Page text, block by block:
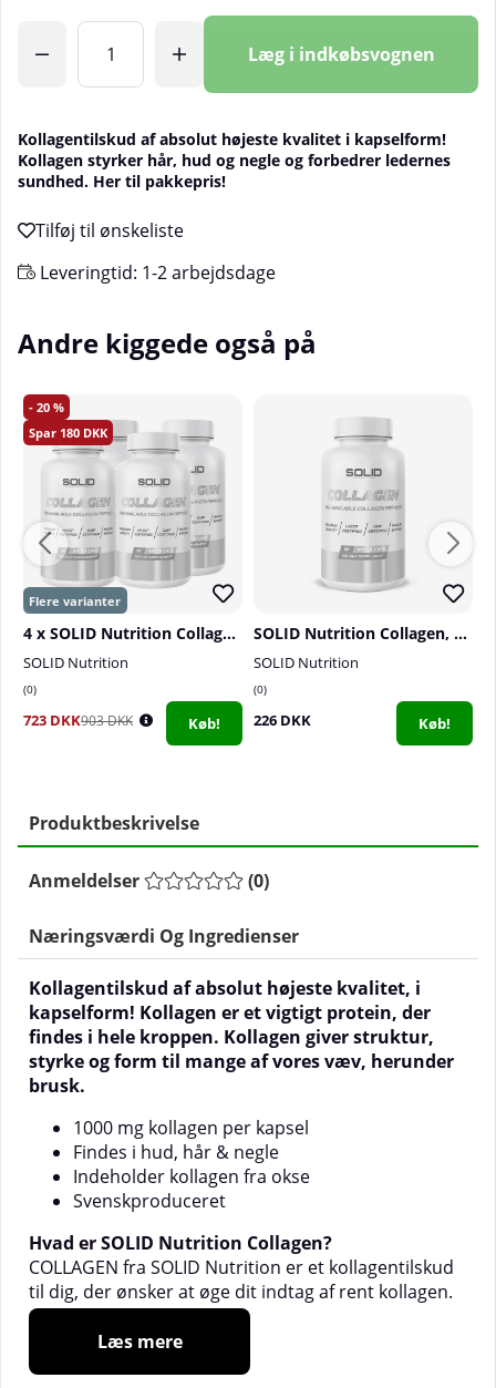
Læg i indkøbsvognen
Kollagentilskud af absolut højeste kvalitet i kapselform!
Kollagen styrker hår, hud og negle og forbedrer ledernes
sundhed. Her til pakkepris!
Leveringtid: 1-2 arbejdsdage
Andre kiggede også på
20
180
4 x SOLID Nutrition Collagen, 90 mega caps
SOLID Nutrition
0
723 DKK903 DKK Køb!
SOLID Nutrition Collagen, 90 mega caps
SOLID Nutrition
0
226 DKK Køb!
Produktbeskrivelse
Anmeldelser (0)
Næringsværdi Og Ingredienser
Kollagentilskud af absolut højeste kvalitet, i
kapselform! Kollagen er et vigtigt protein, der
findes i hele kroppen. Kollagen giver struktur,
styrke og form til mange af vores væv, herunder
brusk.
1000 mg kollagen per kapsel
Findes i hud, hår & negle
Indeholder kollagen fra okse
Svenskproduceret
Hvad er SOLID Nutrition Collagen?
COLLAGEN fra SOLID Nutrition er et kollagentilskud
til dig, der ønsker at øge dit indtag af rent kollagen.
Kollagen er et protein, som kroppen selv
producerer, men med alderen nedbryder vi mere,
end vi når at danne. Resultatet af dette er f.eks. at
Læs mere